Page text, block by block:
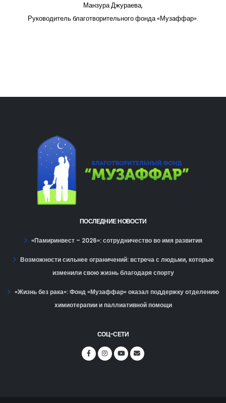
Манзура Джураева,
Руководитель благотворительного фонда «Музаффар».
ПОСЛЕДНИЕ НОВОСТИ
«Памиринвест – 2026»: сотрудничество во имя развития
Возможности сильнее ограничений: встреча с людьми, которые
изменили свою жизнь благодаря спорту
«Жизнь без рака»: Фонд «Музаффар» оказал поддержку отделению
химиотерапии и паллиативной помощи
СОЦ-СЕТИ